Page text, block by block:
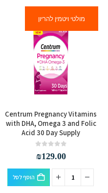
מולטי ויטמין להריון
Centrum Pregnancy Vitamins
with DHA, Omega 3 and Folic
Acid 30 Day Supply
₪129.00
הוסף לסל